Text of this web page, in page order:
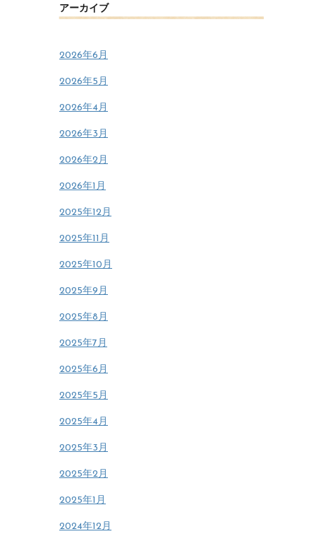
アーカイブ
2026年6月
2026年5月
2026年4月
2026年3月
2026年2月
2026年1月
2025年12月
2025年11月
2025年10月
2025年9月
2025年8月
2025年7月
2025年6月
2025年5月
2025年4月
2025年3月
2025年2月
2025年1月
2024年12月